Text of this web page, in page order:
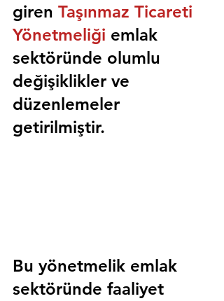
giren Taşınmaz Ticareti
Yönetmeliği emlak
sektöründe olumlu
değişiklikler ve
düzenlemeler
getirilmiştir.
Bu yönetmelik emlak
sektöründe faaliyet